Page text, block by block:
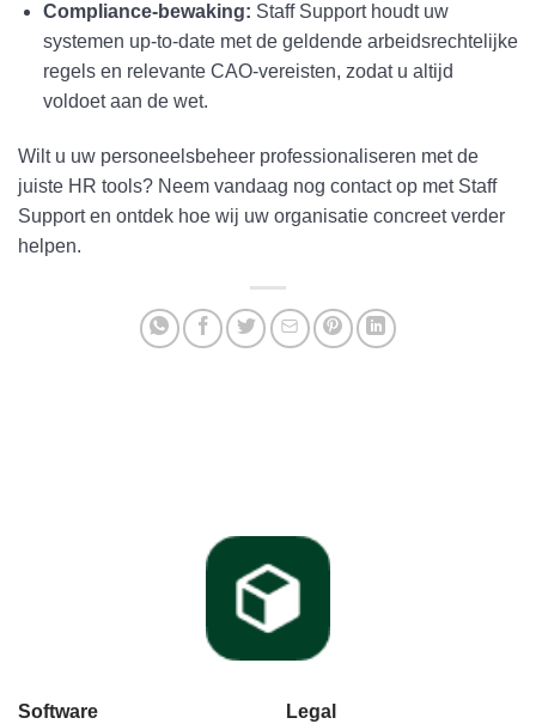
Compliance-bewaking: Staff Support houdt uw
systemen up-to-date met de geldende arbeidsrechtelijke
regels en relevante CAO-vereisten, zodat u altijd
voldoet aan de wet.
Wilt u uw personeelsbeheer professionaliseren met de
juiste HR tools? Neem vandaag nog contact op met Staff
Support en ontdek hoe wij uw organisatie concreet verder
helpen.
Software Legal